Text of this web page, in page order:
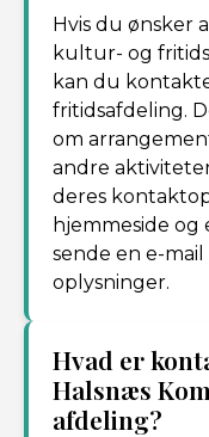
Hvis du ønsker
kultur- og
kan du
fritidsafdeling.
om
andre
deres
hjemmeside
sende en e-
oplysninger.
Hvad er
Halsnæs
afdeling?